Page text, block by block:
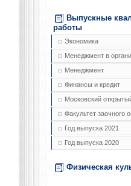
Выпускные
работы
Экономика
Менеджмент в
Менеджмент
Финансы и кредит
Московский
Факультет заочного
Год выпуска 2021
Год выпуска 2020
Физическая